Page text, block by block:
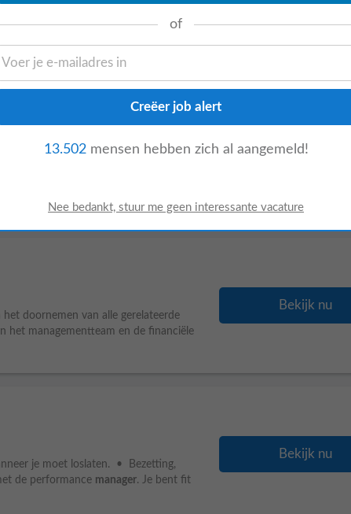
work with highly experienced,
and a shared sense of
Bekijk nu
als je... • Minimaal 2 jaar ervaring in
ingesteld. • Een warm netwerk
Bekijk nu
doornemen van alle gerelateerde
het managementteam en de financiële
Bekijk nu
je moet loslaten. • Bezetting,
de performance manager. Je bent fit
Bekijk nu
of
13.502mensen hebben zich al aangemeld!